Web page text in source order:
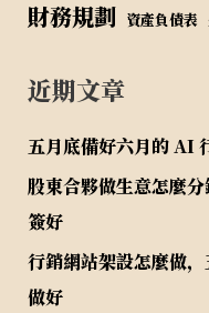
財務規劃 資產負債表
近期文章
五月底備好六月的 AI
股東合夥做生意怎麼
簽好
行銷網站架設怎麼做
做好